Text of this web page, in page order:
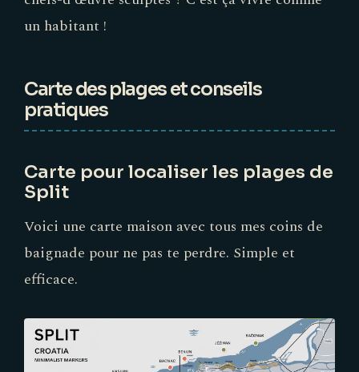
un habitant !
Carte des plages et conseils
pratiques
Carte pour localiser les plages de
Split
Voici une carte maison avec tous mes coins de
baignade pour ne pas te perdre. Simple et
efficace.